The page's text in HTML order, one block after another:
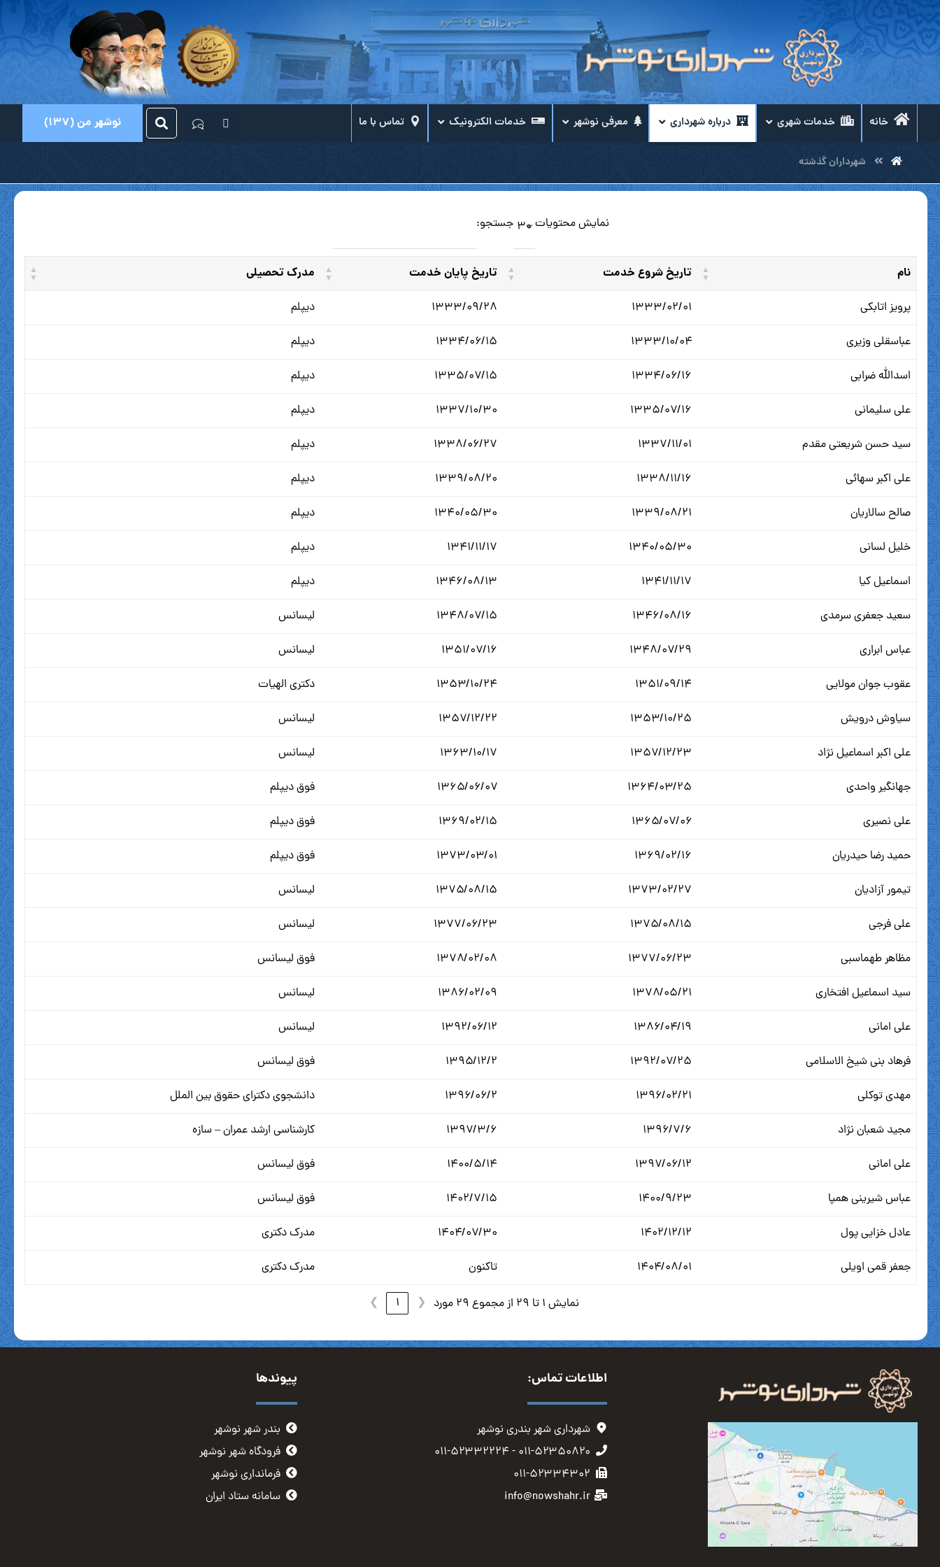
خانه خدمات شهری درباره شهرداری معرفی نوشهر خدمات الکترونیک تماس با ما نوشهر من (137)
شهرداران گذشته
نمایش محتویات جستجو:
نام تاریخ شروع خدمت تاریخ پایان خدمت مدرک تحصیلی
پرویز اتابکی ۱۳۳۳/۰۲/۰۱ ۱۳۳۳/۰۹/۲۸ دیپلم
عباسقلی وزیری ۱۳۳۳/۱۰/۰۴ ۱۳۳۴/۰۶/۱۵ دیپلم
اسدالله ضرابی ۱۳۳۴/۰۶/۱۶ ۱۳۳۵/۰۷/۱۵ دیپلم
علی سلیمانی ۱۳۳۵/۰۷/۱۶ ۱۳۳۷/۱۰/۳۰ دیپلم
سید حسن شریعتی مقدم ۱۳۳۷/۱۱/۰۱ ۱۳۳۸/۰۶/۲۷ دیپلم
علی اکبر سهائی ۱۳۳۸/۱۱/۱۶ ۱۳۳۹/۰۸/۲۰ دیپلم
صالح سالاریان ۱۳۳۹/۰۸/۲۱ ۱۳۴۰/۰۵/۳۰ دیپلم
خلیل لسانی ۱۳۴۰/۰۵/۳۰ ۱۳۴۱/۱۱/۱۷ دیپلم
اسماعیل کیا ۱۳۴۱/۱۱/۱۷ ۱۳۴۶/۰۸/۱۳ دیپلم
سعید جعفری سرمدی ۱۳۴۶/۰۸/۱۶ ۱۳۴۸/۰۷/۱۵ لیسانس
عباس ابراری ۱۳۴۸/۰۷/۲۹ ۱۳۵۱/۰۷/۱۶ لیسانس
عقوب جوان مولایی ۱۳۵۱/۰۹/۱۴ ۱۳۵۳/۱۰/۲۴ دکتری الهیات
سیاوش درویش ۱۳۵۳/۱۰/۲۵ ۱۳۵۷/۱۲/۲۲ لیسانس
علی اکبر اسماعیل نژاد ۱۳۵۷/۱۲/۲۳ ۱۳۶۳/۱۰/۱۷ لیسانس
جهانگیر واحدی ۱۳۶۴/۰۳/۲۵ ۱۳۶۵/۰۶/۰۷ فوق دیپلم
علی نصیری ۱۳۶۵/۰۷/۰۶ ۱۳۶۹/۰۲/۱۵ فوق دیپلم
حمید رضا حیدریان ۱۳۶۹/۰۲/۱۶ ۱۳۷۳/۰۳/۰۱ فوق دیپلم
تیمور آزادیان ۱۳۷۳/۰۲/۲۷ ۱۳۷۵/۰۸/۱۵ لیسانس
علی فرجی ۱۳۷۵/۰۸/۱۵ ۱۳۷۷/۰۶/۲۳ لیسانس
مظاهر طهماسبی ۱۳۷۷/۰۶/۲۳ ۱۳۷۸/۰۲/۰۸ فوق لیسانس
سید اسماعیل افتخاری ۱۳۷۸/۰۵/۲۱ ۱۳۸۶/۰۲/۰۹ لیسانس
علی امانی ۱۳۸۶/۰۴/۱۹ ۱۳۹۲/۰۶/۱۲ لیسانس
فرهاد بنی شیخ الاسلامی ۱۳۹۲/۰۷/۲۵ ۱۳۹۵/۱۲/۲ فوق لیسانس
مهدی توکلی ۱۳۹۶/۰۲/۲۱ ۱۳۹۶/۰۶/۲ دانشجوی دکترای حقوق بین الملل
مجید شعبان نژاد ۱۳۹۶/۷/۶ ۱۳۹۷/۳/۶ کارشناسی ارشد عمران – سازه
علی امانی ۱۳۹۷/۰۶/۱۲ ۱۴۰۰/۵/۱۴ فوق لیسانس
عباس شیرینی همپا ۱۴۰۰/۹/۲۳ ۱۴۰۲/۷/۱۵ فوق لیسانس
عادل خزایی پول ۱۴۰۲/۱۲/۱۲ ۱۴۰۴/۰۷/۳۰ مدرک دکتری
جعفر قمی اویلی ۱۴۰۴/۰۸/۰۱ تاکنون مدرک دکتری
نمایش 1 تا 29 از مجموع 29 مورد ❮
1
❯
اطلاعات تماس:
شهرداری شهر بندری نوشهر
۰۱۱-۵۲۳۵۰۸۲۰ - ۰۱۱-۵۲۳۳۲۲۲۴
۰۱۱-۵۲۳۳۴۳۰۲
info@nowshahr.ir
پیوندها
بندر شهر نوشهر
فرودگاه شهر نوشهر
فرمانداری نوشهر
سامانه ستاد ایران